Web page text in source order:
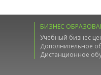
БИЗНЕС
Учебный бизнес
Дополнительное
Дистанционное